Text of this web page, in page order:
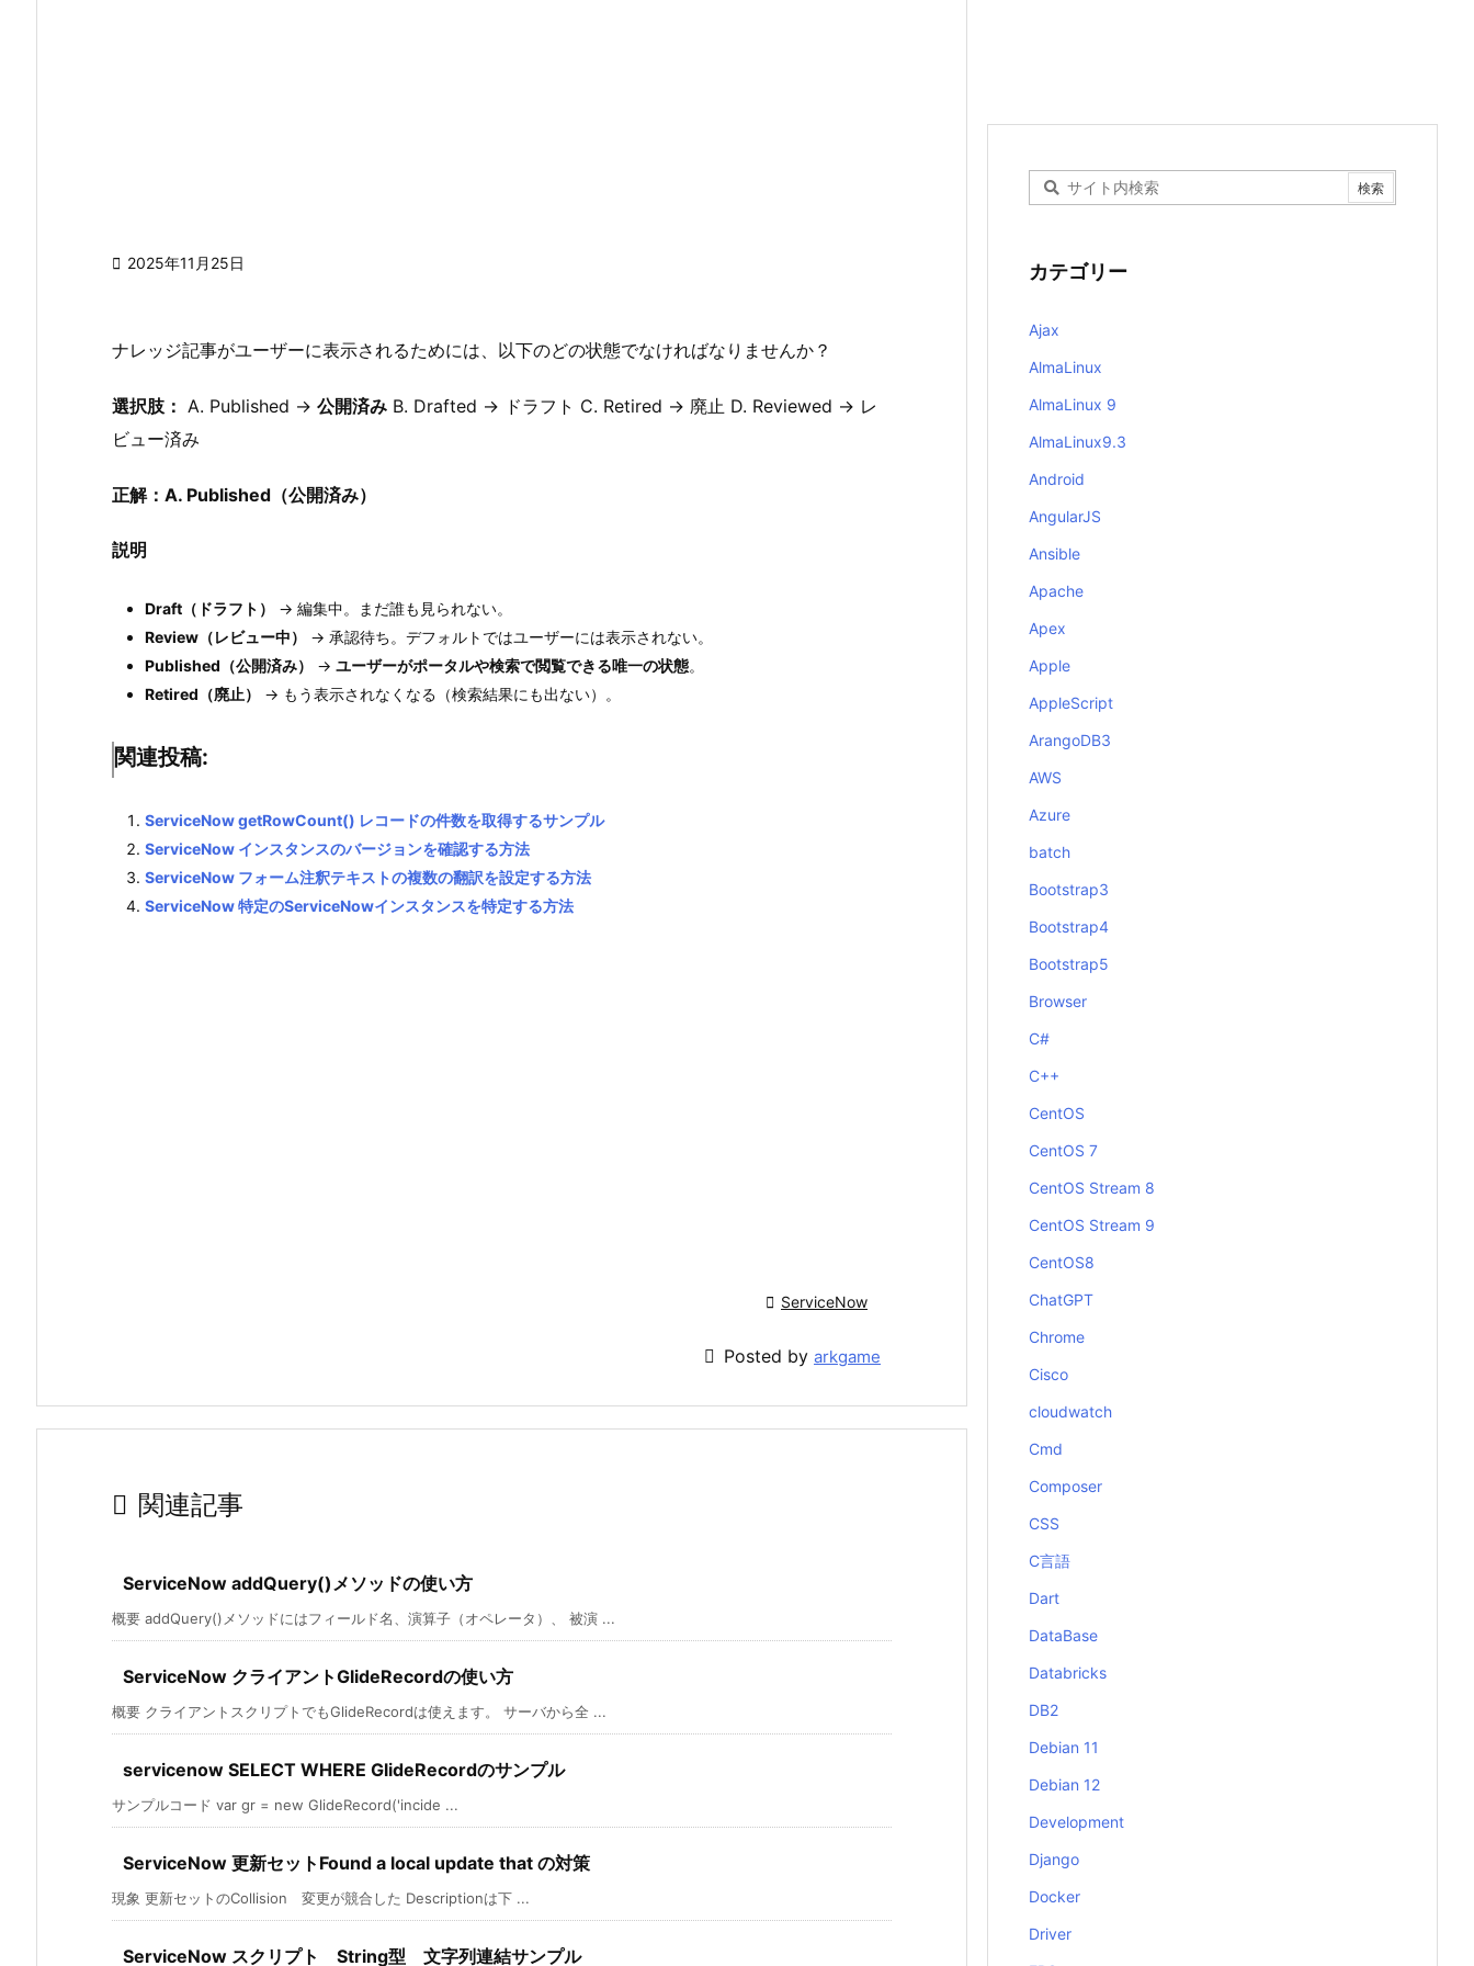
 2025年11月25日
ナレッジ記事がユーザーに表示されるためには、以下のどの状態でなければなりませんか？
選択肢： A. Published → 公開済み B. Drafted → ドラフト C. Retired → 廃止 D. Reviewed → レ
ビュー済み
正解：A. Published（公開済み）
説明
Draft（ドラフト）
→ 編集中。まだ誰も見られない。
Review（レビュー中）
→ 承認待ち。デフォルトではユーザーには表示されない。
Published（公開済み）
→ ユーザーがポータルや検索で閲覧できる唯一の状態。
Retired（廃止）
→ もう表示されなくなる（検索結果にも出ない）。
関連投稿:
ServiceNow getRowCount() レコードの件数を取得するサンプル
ServiceNow インスタンスのバージョンを確認する方法
ServiceNow フォーム注釈テキストの複数の翻訳を設定する方法
ServiceNow 特定のServiceNowインスタンスを特定する方法
 ServiceNow
 Posted by arkgame
 関連記事
ServiceNow addQuery()メソッドの使い方
概要 addQuery()メソッドにはフィールド名、演算子（オペレータ）、 被演 ...
ServiceNow クライアントGlideRecordの使い方
概要 クライアントスクリプトでもGlideRecordは使えます。 サーバから全 ...
servicenow SELECT WHERE GlideRecordのサンプル
サンプルコード var gr = new GlideRecord('incide ...
ServiceNow 更新セットFound a local update that の対策
現象 更新セットのCollision 変更が競合した Descriptionは下 ...
ServiceNow スクリプト String型 文字列連結サンプル
カテゴリー
Ajax
AlmaLinux
AlmaLinux 9
AlmaLinux9.3
Android
AngularJS
Ansible
Apache
Apex
Apple
AppleScript
ArangoDB3
AWS
Azure
batch
Bootstrap3
Bootstrap4
Bootstrap5
Browser
C#
C++
CentOS
CentOS 7
CentOS Stream 8
CentOS Stream 9
CentOS8
ChatGPT
Chrome
Cisco
cloudwatch
Cmd
Composer
CSS
C言語
Dart
DataBase
Databricks
DB2
Debian 11
Debian 12
Development
Django
Docker
Driver